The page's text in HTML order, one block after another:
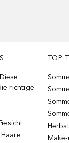
richtige
TOP